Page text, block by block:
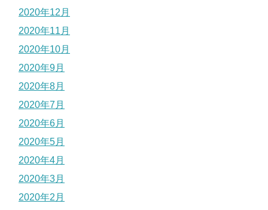
2020年12月
2020年11月
2020年10月
2020年9月
2020年8月
2020年7月
2020年6月
2020年5月
2020年4月
2020年3月
2020年2月